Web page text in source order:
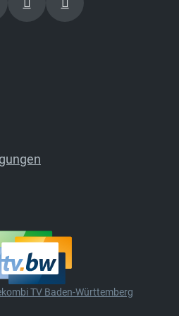
TV Baden-Württemberg